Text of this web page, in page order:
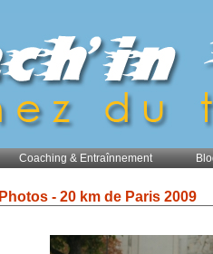
Coaching & Entraînnement
Photos - 20 km de Paris 2009